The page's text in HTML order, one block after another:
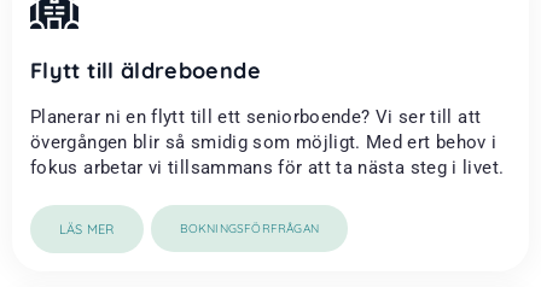
Flytt till äldreboende
Planerar ni en flytt till ett seniorboende? Vi ser till att
övergången blir så smidig som möjligt. Med ert behov i
fokus arbetar vi tillsammans för att ta nästa steg i livet.
LÄS MER BOKNINGSFÖRFRÅGAN